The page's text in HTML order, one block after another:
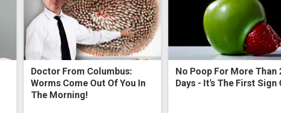
Doctor From Columbus:
Worms Come Out Of You In
The Morning!
No Poop For More Than
Days - It's The First Sign